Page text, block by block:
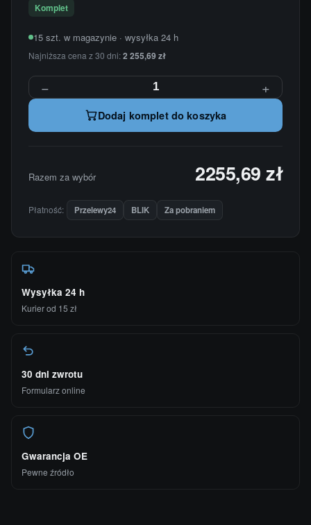
Komplet
15 szt. w magazynie · wysyłka 24 h
Najniższa cena z 30 dni:2 255,69 zł
− +
Dodaj komplet do koszyka
Razem za wybór 2255,69 zł
Płatność: Przelewy24 BLIK Za pobraniem
Wysyłka 24 h
Kurier od 15 zł
30 dni zwrotu
Formularz online
Gwarancja OE
Pewne źródło